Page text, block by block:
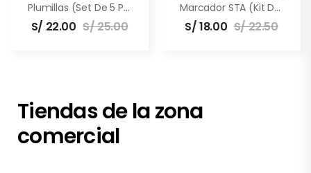
Plumillas (Set De 5 Puntas)
S/ 22.00 S/25.00
Marcador STA (Kit De 3 Unidades)
S/18.00 S/22.50
Tiendas de la zona
comercial